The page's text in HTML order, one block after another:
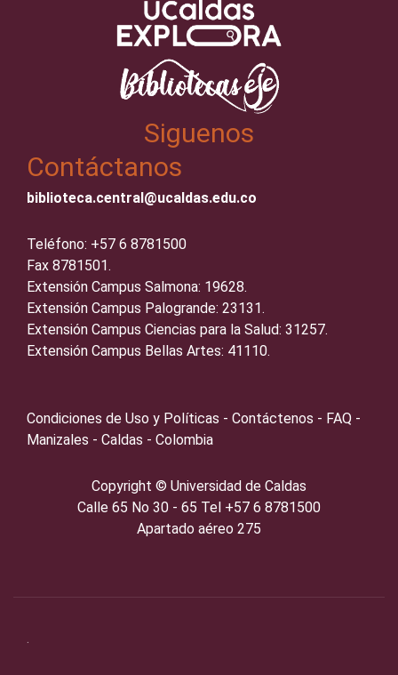
Siguenos
Contáctanos
biblioteca.central@ucaldas.edu.co
Teléfono: +57 6 8781500
Fax 8781501.
Extensión Campus Salmona: 19628.
Extensión Campus Palogrande: 23131.
Extensión Campus Ciencias para la Salud: 31257.
Extensión Campus Bellas Artes: 41110.
Condiciones de Uso y Políticas - Contáctenos - FAQ -
Manizales - Caldas - Colombia
Copyright ©️ Universidad de Caldas
Calle 65 No 30 - 65 Tel +57 6 8781500
Apartado aéreo 275